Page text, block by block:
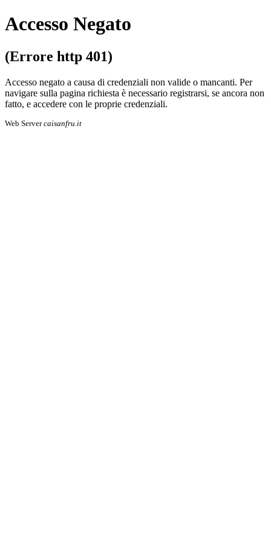
Accesso Negato
(Errore http 401)
Accesso negato a causa di credenziali non valide o mancanti. Per
navigare sulla pa­gi­na richiesta è necessario registrarsi, se an­co­ra non
fatto, e accedere con le proprie cre­den­zia­li.
Web Servercaisanfru.it